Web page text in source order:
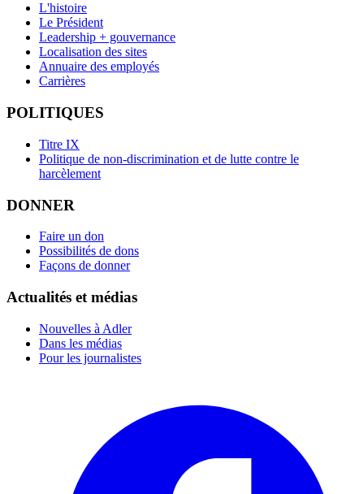
L'histoire
Le Président
Leadership + gouvernance
Localisation des sites
Annuaire des employés
Carrières
POLITIQUES
Titre IX
Politique de non-discrimination et de lutte contre le
harcèlement
DONNER
Faire un don
Possibilités de dons
Façons de donner
Actualités et médias
Nouvelles à Adler
Dans les médias
Pour les journalistes